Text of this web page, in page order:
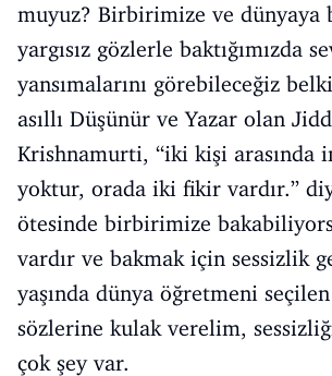
muyuz? Birbirimize ve dünyaya
yargısız gözlerle baktığımızda
yansımalarını görebileceğiz
asıllı Düşünür ve Yazar olan
Krishnamurti, “iki kişi arasında
yoktur, orada iki fikir vardır.”
ötesinde birbirimize
vardır ve bakmak için sessizlik
yaşında dünya öğretmeni
sözlerine kulak verelim,
çok şey var.